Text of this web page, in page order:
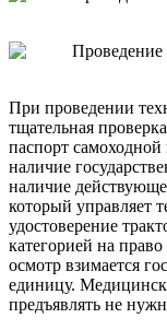
При проведении
тщательная
паспорт
наличие
наличие
который управляет
удостоверение
категорией на
осмотр взимается
единицу.
предъявлять не